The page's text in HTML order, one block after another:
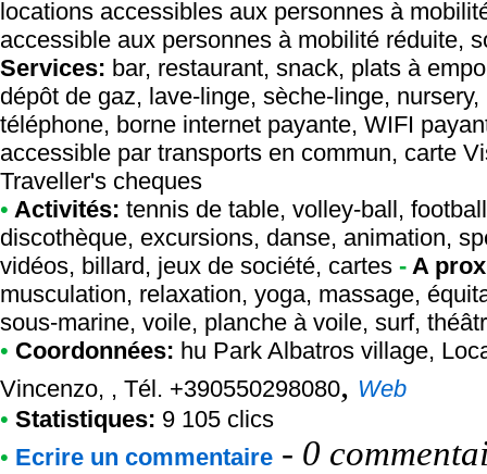
locations accessibles aux personnes à
accessible aux personnes à mobilité réduite,
Services: bar, restaurant, snack, plats à
dépôt de gaz, lave-linge, sèche-linge,
téléphone, borne internet payante, WIFI
accessible par transports en commun, carte
Traveller's cheques
• Activités: tennis de table, volley-ball,
discothèque, excursions, danse, animation,
vidéos, billard, jeux de société, cartes - A
musculation, relaxation, yoga, massage,
sous-marine, voile, planche à voile, surf,
• Coordonnées: hu Park Albatros village,
Vincenzo, , Tél. +390550298080, Web
• Statistiques: 9 105 clics
• Ecrire un commentaire - 0